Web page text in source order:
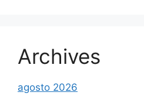
Archives
agosto 2026